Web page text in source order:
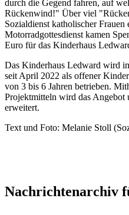
durch die Gegend fahren, auf
Rückenwind!" Über viel
Sozialdienst katholischer
Motorradgottesdienst kamen
Euro für das Kinderhaus
Das Kinderhaus Ledward wird
seit April 2022 als offener
von 3 bis 6 Jahren betrieben.
Projektmitteln wird das Angebot
erweitert.
Text und Foto: Melanie Stoll
Nachrichtenarchiv